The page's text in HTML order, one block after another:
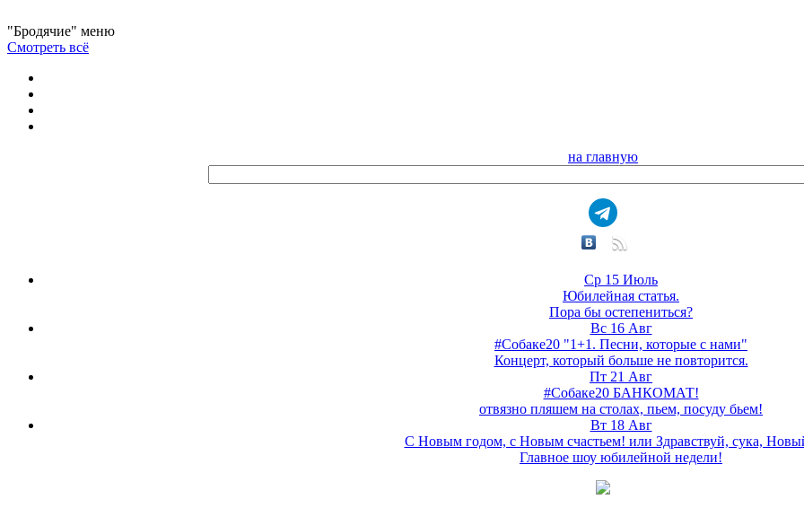
"Бродячие" меню
Смотреть всё
на главную
Ср 15 Июль
Юбилейная статья.
Пора бы остепениться?
Вс 16 Авг
#Собаке20 "1+1. Песни, которые с нами"
Концерт, который больше не повторится.
Пт 21 Авг
#Собаке20 БАНКОМАТ!
отвязно пляшем на столах, пьем, посуду бьем!
Вт 18 Авг
С Новым годом, с Новым счастьем! или Здравствуй, сука,
Главное шоу юбилейной недели!